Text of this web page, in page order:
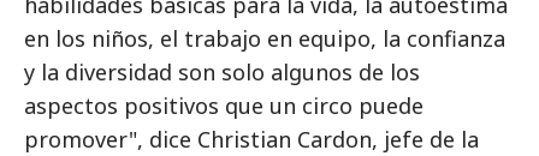
en los niños, el trabajo en equipo, la confianza
y la diversidad son solo algunos de los
aspectos positivos que un circo puede
promover", dice Christian Cardon, jefe de la